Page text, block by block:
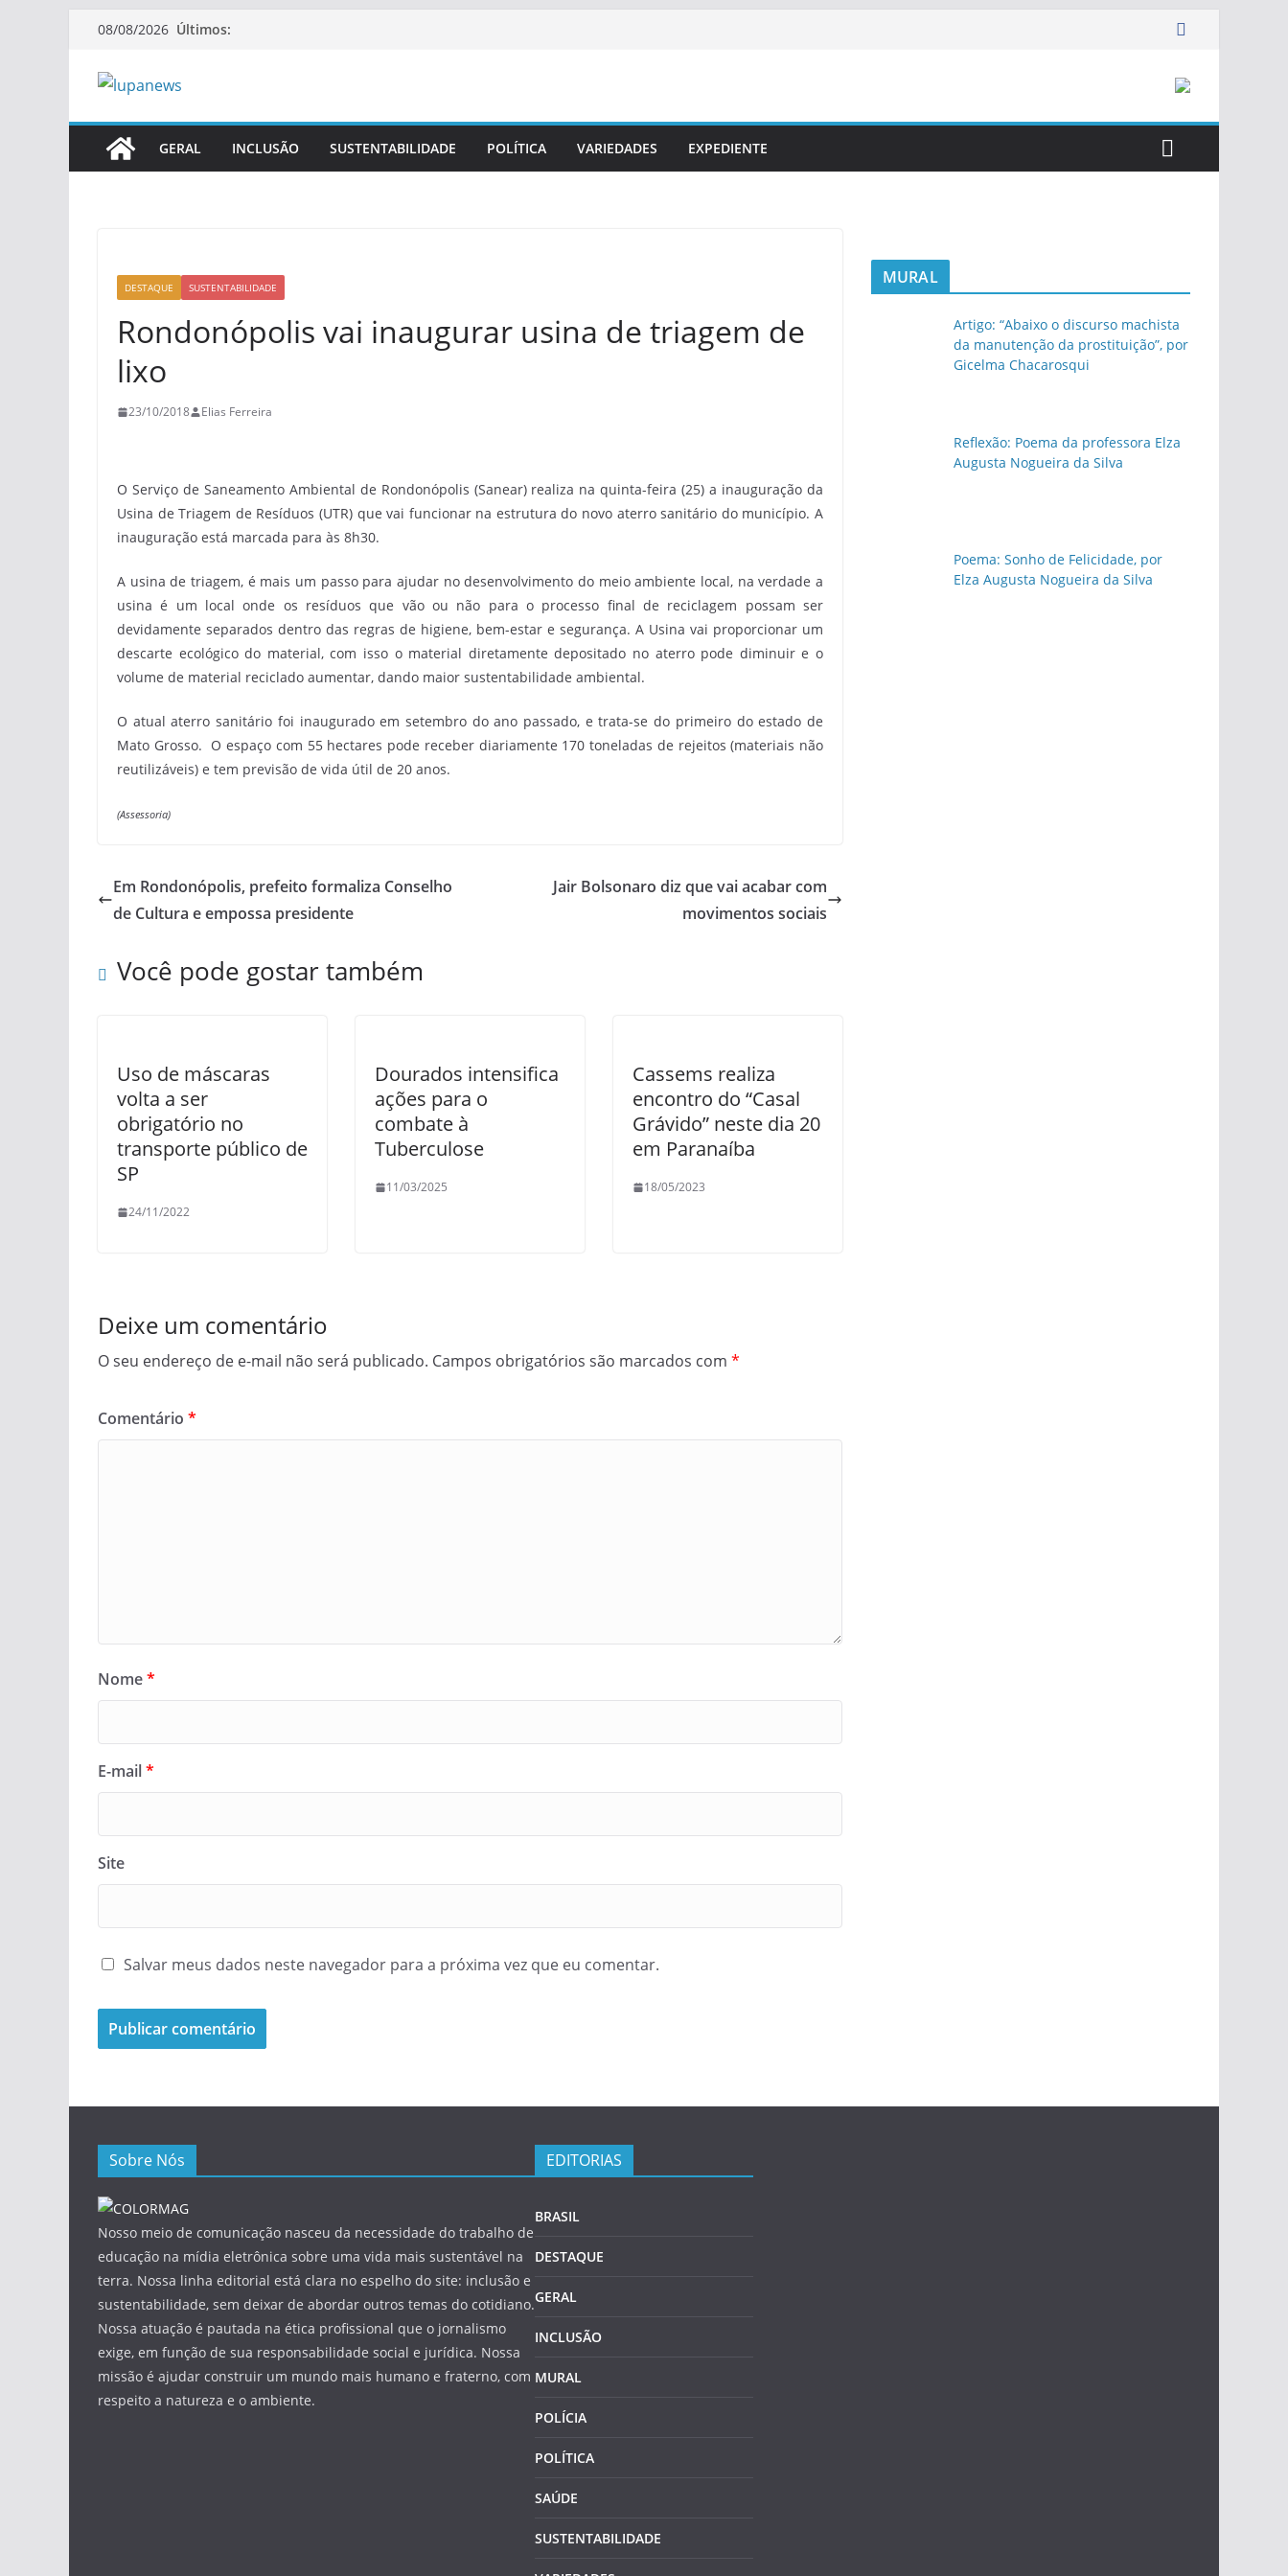
Pular08/08/2026 Últimos:
GERAL INCLUSÃO SUSTENTABILIDADE POLÍTICA VARIEDADES EXPEDIENTE
DESTAQUE SUSTENTABILIDADE
Rondonópolis vai inaugurar usina de triagem de
lixo
23/10/2018 Elias Ferreira
O Serviço de Saneamento Ambiental de Rondonópolis (Sanear) realiza na quinta-feira (25) a inauguração da
Usina de Triagem de Resíduos (UTR) que vai funcionar na estrutura do novo aterro sanitário do município. A
inauguração está marcada para às 8h30.
A usina de triagem, é mais um passo para ajudar no desenvolvimento do meio ambiente local, na verdade a
usina é um local onde os resíduos que vão ou não para o processo final de reciclagem possam ser
devidamente separados dentro das regras de higiene, bem-estar e segurança. A Usina vai proporcionar um
descarte ecológico do material, com isso o material diretamente depositado no aterro pode diminuir e o
volume de material reciclado aumentar, dando maior sustentabilidade ambiental.
O atual aterro sanitário foi inaugurado em setembro do ano passado, e trata-se do primeiro do estado de
Mato Grosso. O espaço com 55 hectares pode receber diariamente 170 toneladas de rejeitos (materiais não
reutilizáveis) e tem previsão de vida útil de 20 anos.
(Assessoria)
Em Rondonópolis, prefeito formaliza Conselho
de Cultura e empossa presidente
Jair Bolsonaro diz que vai acabar com
movimentos sociais
Você pode gostar também
Uso de máscaras
volta a ser
obrigatório no
transporte público de
SP
24/11/2022
Dourados intensifica
ações para o
combate à
Tuberculose
11/03/2025
Cassems realiza
encontro do “Casal
Grávido” neste dia 20
em Paranaíba
18/05/2023
Deixe um comentário
O seu endereço de e-mail não será publicado. Campos obrigatórios são marcados com *
Comentário *
Nome*
E-mail*
Site
Salvar meus dados neste navegador para a próxima vez que eu comentar.
MURAL
Artigo: “Abaixo o discurso machista
da manutenção da prostituição”, por
Gicelma Chacarosqui
Reflexão: Poema da professora Elza
Augusta Nogueira da Silva
Poema: Sonho de Felicidade, por
Elza Augusta Nogueira da Silva
Sobre Nós
Nosso meio de comunicação nasceu da necessidade do trabalho de
educação na mídia eletrônica sobre uma vida mais sustentável na
terra. Nossa linha editorial está clara no espelho do site: inclusão e
sustentabilidade, sem deixar de abordar outros temas do cotidiano.
Nossa atuação é pautada na ética profissional que o jornalismo
exige, em função de sua responsabilidade social e jurídica. Nossa
missão é ajudar construir um mundo mais humano e fraterno, com
respeito a natureza e o ambiente.
EDITORIAS
BRASIL
DESTAQUE
GERAL
INCLUSÃO
MURAL
POLÍCIA
POLÍTICA
SAÚDE
SUSTENTABILIDADE